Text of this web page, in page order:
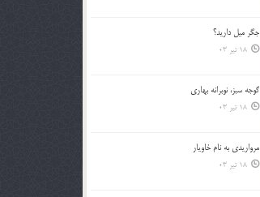
جگر ميل داريد؟
18 تیر 03
گوجه سبز، نوبرانه بهاري
18 تیر 03
مرواريدي به نام خاويار
18 تیر 03